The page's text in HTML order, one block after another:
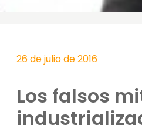
26 de julio de 2016
Los falsos